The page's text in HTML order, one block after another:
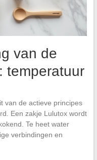
van de
temperatuur
van de actieve principes
Een zakje Lulutox wordt
Te heet water
verbindingen en